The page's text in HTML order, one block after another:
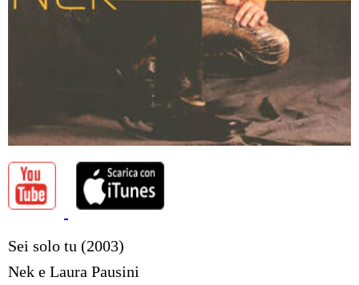
Sei solo tu (2003)
Nek e Laura Pausini